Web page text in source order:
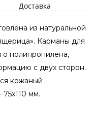
Доставка
из натуральной
Карманы для
полипропилена,
с двух сторон.
кожаный
мм.